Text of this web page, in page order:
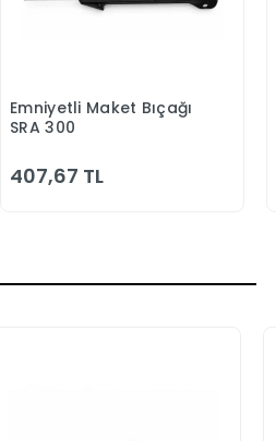
Sepete Ekle
Emniyetli Maket Bıçağı
SRA 300
407,67 TL